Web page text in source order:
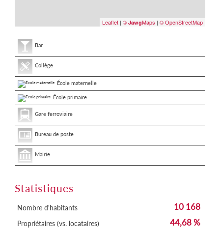
Leaflet | © JawgMaps | © OpenStreetMap
Bar
Collège
École maternelle
École primaire
Gare ferroviaire
Bureau de poste
Mairie
Statistiques
Nombre d'habitants 10 168
Propriétaires (vs. locataires) 44,68 %